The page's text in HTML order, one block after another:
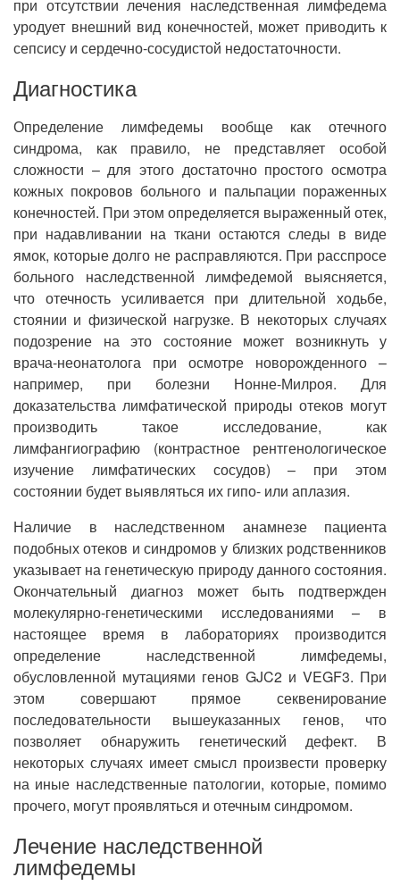
при отсутствии лечения наследственная лимфедема
уродует внешний вид конечностей, может приводить к
сепсису и сердечно-сосудистой недостаточности.
Диагностика
Определение лимфедемы вообще как отечного
синдрома, как правило, не представляет особой
сложности – для этого достаточно простого осмотра
кожных покровов больного и пальпации пораженных
конечностей. При этом определяется выраженный отек,
при надавливании на ткани остаются следы в виде
ямок, которые долго не расправляются. При расспросе
больного наследственной лимфедемой выясняется,
что отечность усиливается при длительной ходьбе,
стоянии и физической нагрузке. В некоторых случаях
подозрение на это состояние может возникнуть у
врача-неонатолога при осмотре новорожденного –
например, при болезни Нонне-Милроя. Для
доказательства лимфатической природы отеков могут
производить такое исследование, как
лимфангиографию (контрастное рентгенологическое
изучение лимфатических сосудов) – при этом
состоянии будет выявляться их гипо- или аплазия.
Наличие в наследственном анамнезе пациента
подобных отеков и синдромов у близких родственников
указывает на генетическую природу данного состояния.
Окончательный диагноз может быть подтвержден
молекулярно-генетическими исследованиями – в
настоящее время в лабораториях производится
определение наследственной лимфедемы,
обусловленной мутациями генов GJC2 и VEGF3. При
этом совершают прямое секвенирование
последовательности вышеуказанных генов, что
позволяет обнаружить генетический дефект. В
некоторых случаях имеет смысл произвести проверку
на иные наследственные патологии, которые, помимо
прочего, могут проявляться и отечным синдромом.
Лечение наследственной
лимфедемы